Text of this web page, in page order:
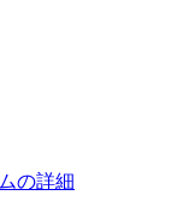
の詳細